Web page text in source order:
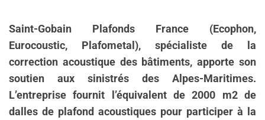
Saint-Gobain Plafonds France (Ecophon,
Eurocoustic, Plafometal), spécialiste de la
correction acoustique des bâtiments, apporte son
soutien aux sinistrés des Alpes-Maritimes.
L’entreprise fournit l’équivalent de 2000 m2 de
dalles de plafond acoustiques pour participer à la